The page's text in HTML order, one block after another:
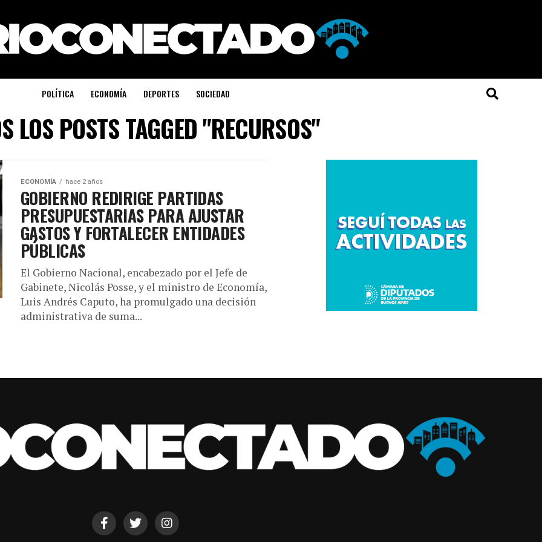
POLÍTICA ECONOMÍA DEPORTES SOCIEDAD
LOS POSTS TAGGED "RECURSOS"
ECONOMÍA hace 2 años
GOBIERNO REDIRIGE PARTIDAS
PRESUPUESTARIAS PARA AJUSTAR
GASTOS Y FORTALECER ENTIDADES
PÚBLICAS
El Gobierno Nacional, encabezado por el Jefe de
Gabinete, Nicolás Posse, y el ministro de Economía,
Luis Andrés Caputo, ha promulgado una decisión
administrativa de suma...